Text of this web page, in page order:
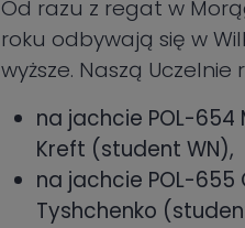
Od razu z regat w
roku odbywają się w
wyższe. Naszą
na jachcie POL-654
Kreft (student WN),
na jachcie POL-655
Tyshchenko